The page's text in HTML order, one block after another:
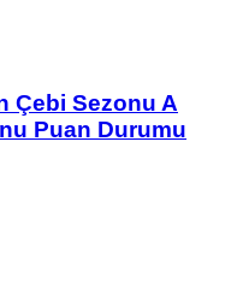
Çebi Sezonu A
Puan Durumu